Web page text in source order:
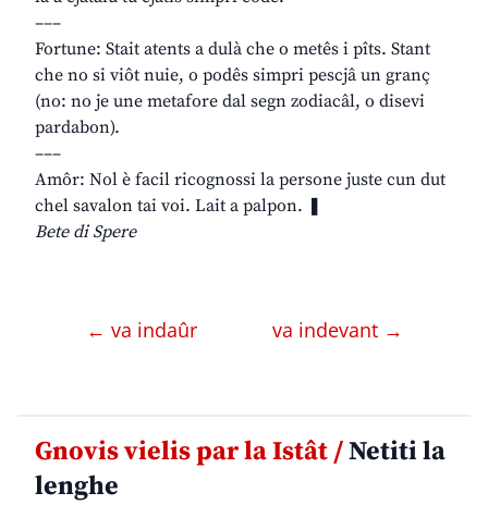
–––
Fortune: Stait atents a dulà che o metês i pîts. Stant
che no si viôt nuie, o podês simpri pescjâ un granç
(no: no je une metafore dal segn zodiacâl, o disevi
pardabon).
–––
Amôr: Nol è facil ricognossi la persone juste cun dut
chel savalon tai voi. Lait a palpon. ❚
Bete di Spere
← va indaûr va indevant →
Gnovis vielis par la Istât /Netiti la
lenghe